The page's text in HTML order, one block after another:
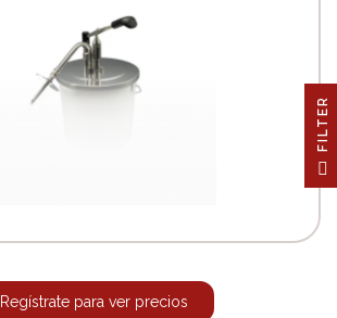
Regístrate para ver precios
R